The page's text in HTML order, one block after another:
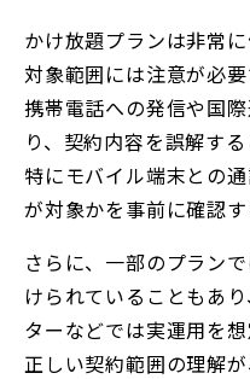
かけ放題プランは非常
対象範囲には注意が必要
携帯電話への発信や国
り、契約内容を誤解す
特にモバイル端末との
が対象かを事前に確認す
さらに、一部のプラン
けられていることもあ
ターなどでは実運用を
正しい契約範囲の理解